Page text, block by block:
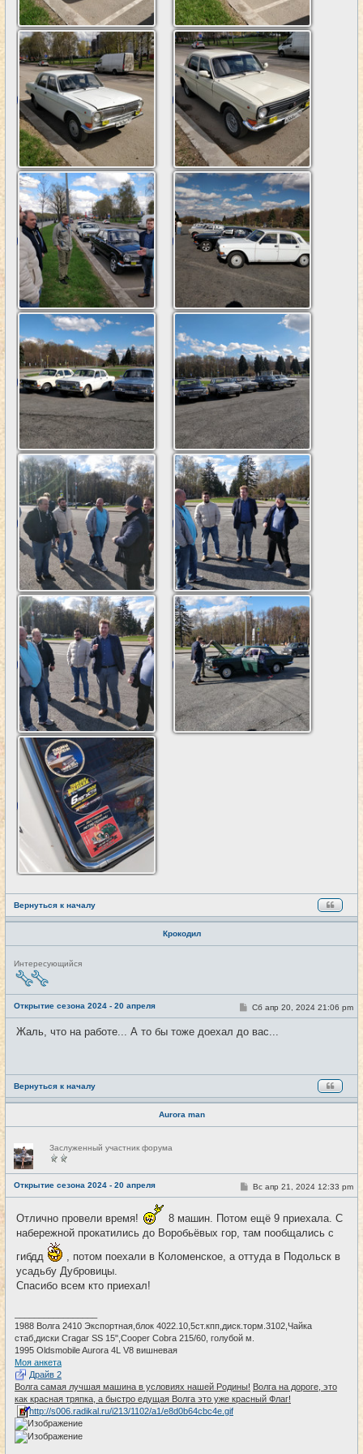
Вернуться к началу
Крокодил
Н
е
в
т
и
Интересующийся
Открытие сезона 2024 - 20 апреля #3
С
о
б
и
Сб апр 20, 2024 21:06 pm
Жаль, что на работе... А то бы тоже доехал до вас...
Вернуться к началу
Aurora man
е
в
с
е
т
и
Заслуженный участник форума
Открытие сезона 2024 - 20 апреля #4
С
о
б
щ
е
и
е
Вс апр 21, 2024 12:33 pm
Отлично провели время!
8 машин. Потом ещё 9 приехала. С
набережной прокатились до Воробьёвых гор, там пообщались с
гибдд
, потом поехали в Коломенское, а оттуда в Подольск в
усадьбу Дубровицы.
Спасибо всем кто приехал!
1988 Волга 2410 Экспортная,блок 4022.10,5ст.кпп,диск.торм.3102,Чайкa
стаб,диски Cragar SS 15",Cooper Cobra 215/60, голубой м.
1995 Oldsmobile Aurora 4L V8 вишневая
Моя анкета
Драйв 2
Волга самая лучшая машина в условиях нашей Родины! Волга на дороге, это
как красная тряпка, а быстро едущая Волга это уже красный Флаг!
http://s006.radikal.ru/i213/1102/a1/e8d0b64cbc4e.gif